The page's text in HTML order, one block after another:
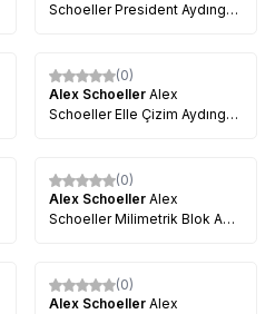
Schoeller President Aydınger
%35
(0)
Alex Schoeller Alex
Schoeller Elle Çizim Aydınger
(0)
Alex Schoeller Alex
Schoeller Milimetrik Blok A3
%5
(0)
Alex Schoeller Alex